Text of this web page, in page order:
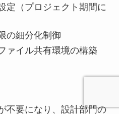
定（プロジェクト期間に
の細分化制御
ァイル共有環境の構築
不要になり、設計部門の